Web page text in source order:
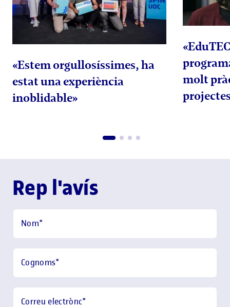
«Estem orgullosíssimes, ha
estat una experiència
inoblidable»
molt
Rep l'avís
Nom*
Cognoms*
Correu electrònc*